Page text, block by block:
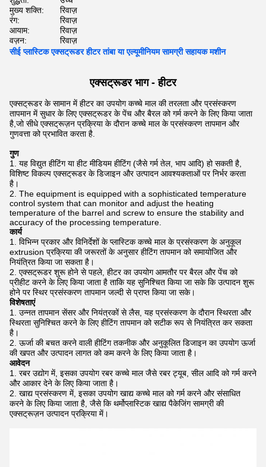
मुख्य शक्ति:
रिवाज़
रंग:
रिवाज़
आयाम:
रिवाज़
वज़न:
रिवाज़
सीई प्लास्टिक एक्सट्रूडर हीटर तांबा या एल्यूमीनियम सामग्री सहायक मशीन
एक्सट्रूडर भाग - हीटर
एक्सट्रूडर के सामान में हीटर का उपयोग कच्चे माल की तरलता और प्रसंस्करण
तापमान में सुधार के लिए एक्सट्रूडर के पेंच और बैरल को गर्म करने के लिए किया जाता
है,जो सीधे एक्सट्रूज़न प्रक्रिया के दौरान कच्चे माल के प्रसंस्करण तापमान और
गुणवत्ता को प्रभावित करता है.
गुण
यह विद्युत हीटिंग या हीट मीडियम हीटिंग (जैसे गर्म तेल, भाप आदि) हो सकती है,
विशिष्ट विकल्प एक्सट्रूडर के डिजाइन और उत्पादन आवश्यकताओं पर निर्भर करता
है।
The equipment is equipped with a sophisticated temperature
control system that can monitor and adjust the heating
temperature of the barrel and screw to ensure the stability and
accuracy of the processing temperature.
कार्य
विभिन्न प्रकार और विनिर्देशों के प्लास्टिक कच्चे माल के प्रसंस्करण के अनुकूल
extrusion प्रक्रिया की जरूरतों के अनुसार हीटिंग तापमान को समायोजित और
नियंत्रित किया जा सकता है।
एक्सट्रूडर शुरू होने से पहले, हीटर का उपयोग आमतौर पर बैरल और पेंच को
प्रीहीट करने के लिए किया जाता है ताकि यह सुनिश्चित किया जा सके कि उत्पादन शुरू
होने पर स्थिर प्रसंस्करण तापमान जल्दी से प्राप्त किया जा सके।
विशेषताएं
उन्नत तापमान सेंसर और नियंत्रकों से लैस, यह प्रसंस्करण के दौरान स्थिरता और
स्थिरता सुनिश्चित करने के लिए हीटिंग तापमान को सटीक रूप से नियंत्रित कर सकता
है।
ऊर्जा की बचत करने वाली हीटिंग तकनीक और अनुकूलित डिजाइन का उपयोग ऊर्जा
की खपत और उत्पादन लागत को कम करने के लिए किया जाता है।
आवेदन
रबर उद्योग में, इसका उपयोग रबर कच्चे माल जैसे रबर ट्यूब, सील आदि को गर्म करने
और आकार देने के लिए किया जाता है।
खाद्य प्रसंस्करण में, इसका उपयोग खाद्य कच्चे माल को गर्म करने और संसाधित
करने के लिए किया जाता है, जैसे कि थर्मोप्लास्टिक खाद्य पैकेजिंग सामग्री की
एक्सट्रूज़न उत्पादन प्रक्रिया में।